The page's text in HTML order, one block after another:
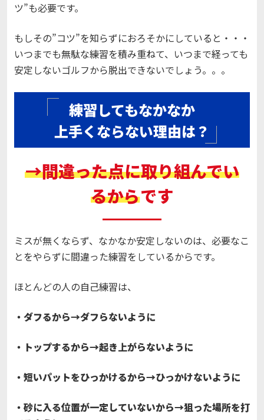
ツ”も必要です。
もしその”コツ”を知らずにおろそかにしていると・・・
いつまでも無駄な練習を積み重ねて、いつまで経っても
安定しないゴルフから脱出できないでしょう。。。
練習してもなかなか
上手くならない理由は？
→間違った点に取り組んでい
るからです
ミスが無くならず、なかなか安定しないのは、必要なこ
とをやらずに間違った練習をしているからです。
ほとんどの人の自己練習は、
・ダフるから→ダフらないように
・トップするから→起き上がらないように
・短いパットをひっかけるから→ひっかけないように
・砂に入る位置が一定していないから→狙った場所を打